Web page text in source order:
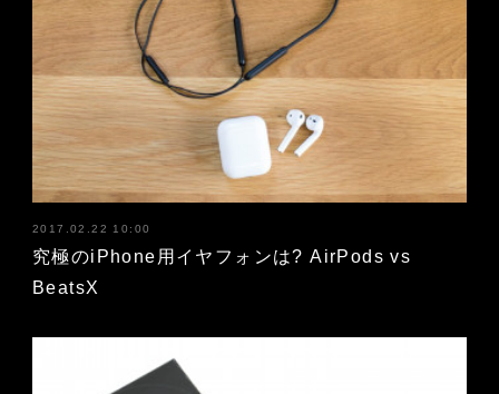
2017.02.22 10:00
究極のiPhone用イヤフォンは? AirPods vs
BeatsX